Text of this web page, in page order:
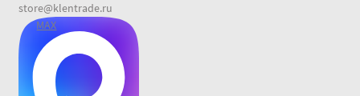
store@klentrade.ru
MAX